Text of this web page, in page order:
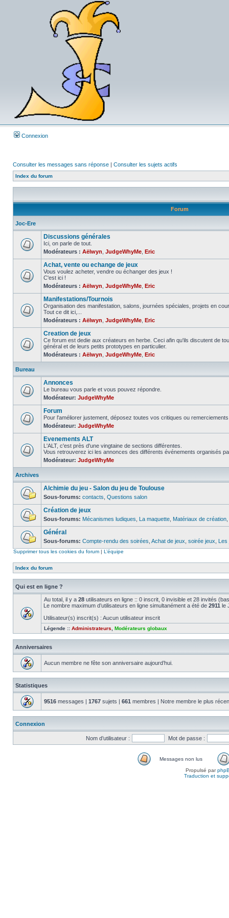
Connexion
Consulter les messages sans réponse | Consulter les sujets actifs
Index du forum
Forum
Joc-Ere
Discussions générales
Ici, on parle de tout.
Modérateurs : Aëlwyn JudgeWhyMe Eric
Achat, vente ou echange de jeux
Vous voulez acheter, vendre ou échanger des jeux !
C'est ici !
Modérateurs : Aëlwyn JudgeWhyMe Eric
Manifestations/Tournois
Organisation des manifestation, salons, journées spéciales, projets en
Tout ce dit ici,...
Modérateurs : Aëlwyn JudgeWhyMe Eric
Creation de jeux
Ce forum est dedie aux créateurs en herbe. Ceci afin qu'ils discutent de
général et de leurs petits prototypes en particulier.
Modérateurs : Aëlwyn JudgeWhyMe Eric
Bureau
Annonces
Le bureau vous parle et vous pouvez répondre.
Modérateur: JudgeWhyMe
Forum
Pour l'améliorer justement, déposez toutes vos critiques ou
Modérateur: JudgeWhyMe
Evenements ALT
L'ALT, c'est près d'une vingtaine de sections différentes.
Vous retrouverez ici les annonces des différents événements organisés
Modérateur: JudgeWhyMe
Archives
Alchimie du jeu - Salon du jeu de Toulouse
Sous-forums: contacts Questions salon
Création de jeux
Sous-forums: Mécanismes ludiques La maquette Matériaux de création
Général
Sous-forums: Compte-rendu des soirées Achat de jeux soirée jeux Les
Supprimer tous les cookies du forum | L’équipe
Index du forum
Qui est en ligne ?
Au total, il y a 28 utilisateurs en ligne :: 0 inscrit, 0 invisible et 28 invités
Le nombre maximum d’utilisateurs en ligne simultanément a été de 2911 le
Utilisateur(s) inscrit(s) : Aucun utilisateur inscrit
Légende :: Administrateurs Modérateurs globaux
Anniversaires
Aucun membre ne fête son anniversaire aujourd’hui.
Statistiques
9516 messages | 1767 sujets | 661 membres | Notre membre le plus
Connexion
Nom d’utilisateur : Mot de passe :
Messages non lus
Propulsé par
Traduction et